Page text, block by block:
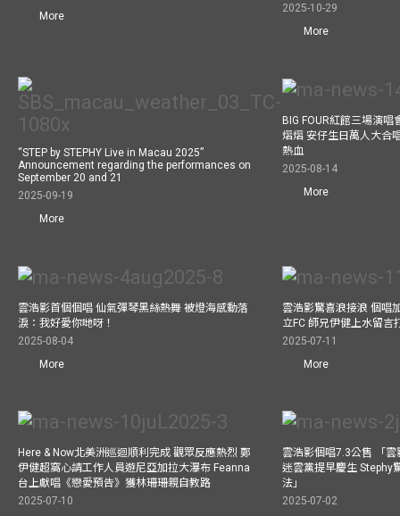
More
2025-10-29
More
“STEP by STEPHY Live in Macau 2025”
Announcement regarding the performances on
September 20 and 21
2025-09-19
More
BIG FOUR紅館三場演
熠熠 安仔生日萬人大合
熱血
2025-08-14
More
雲浩影首個個唱 仙氣彈琴黑絲熱舞 被燈海感動落
淚：我好愛你哋呀！
2025-08-04
More
雲浩影驚喜浪接浪 個唱
立FC 師兄伊健上水留言
2025-07-11
More
Here & Now北美洲巡迴順利完成 觀眾反應熱烈 鄭
伊健超窩心請工作人員遊尼亞加拉大瀑布 Feanna
台上獻唱《戀愛預告》獲林珊珊親自教路
2025-07-10
雲浩影個唱7.3公售 「
迷雲黨提早慶生 Stephy
法」
2025-07-02